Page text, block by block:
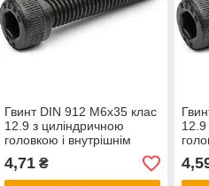
Гвинт DIN 912 М6х35 клас
12.9 з циліндричною
головкою і внутрішнім
шестигранником без
покриття
4,71₴
12.9